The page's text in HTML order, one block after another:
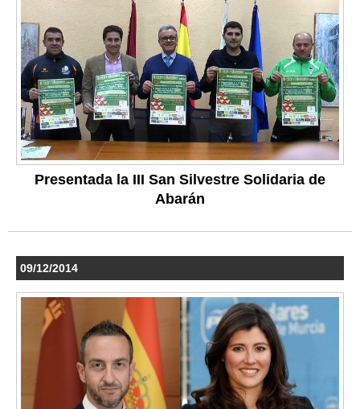
Presentada la III San Silvestre Solidaria de
Abarán
09/12/2014